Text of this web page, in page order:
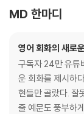
MD 한마디
영어 회화의 새로
구독자 24만 유튜
운 회화를 제시하
현들만 골랐다. 잘
줄 예문도 풍부하